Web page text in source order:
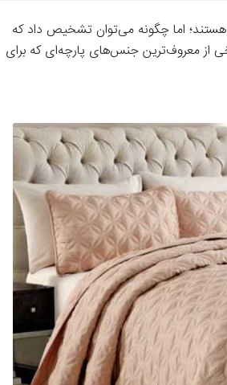
هستند؛ اما چگونه می‌توان تشخیص داد که
از معروف‌ترین جنس‌های پارچه‌ای که برای